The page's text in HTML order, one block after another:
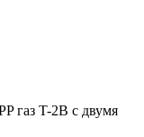
газ T-2B с двумя